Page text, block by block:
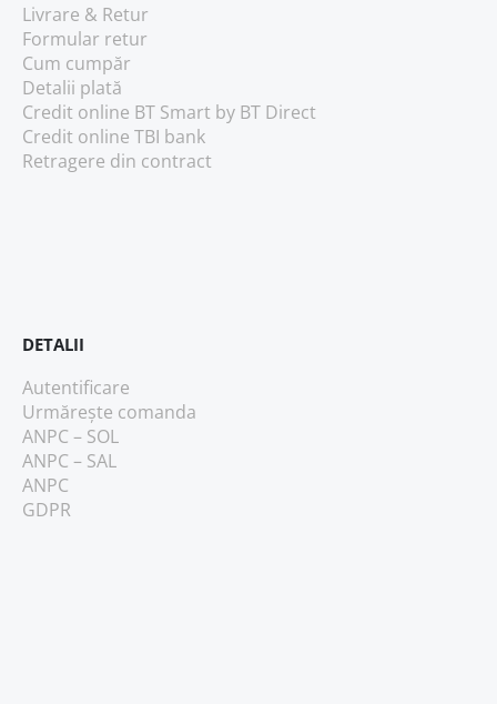
Livrare & Retur
Formular retur
Cum cumpăr
Detalii plată
Credit online BT Smart by BT Direct
Credit online TBI bank
Retragere din contract
DETALII
Autentificare
Urmărește comanda
ANPC – SOL
ANPC – SAL
ANPC
GDPR